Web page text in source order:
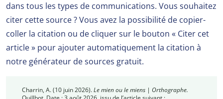
dans tous les types de communications. Vous souhaitez
citer cette source ? Vous avez la possibilité de copier-
coller la citation ou de cliquer sur le bouton « Citer cet
article » pour ajouter automatiquement la citation à
notre générateur de sources gratuit.
Charrin, A. (10 juin 2026).Le mien ou le miens | Orthographe.